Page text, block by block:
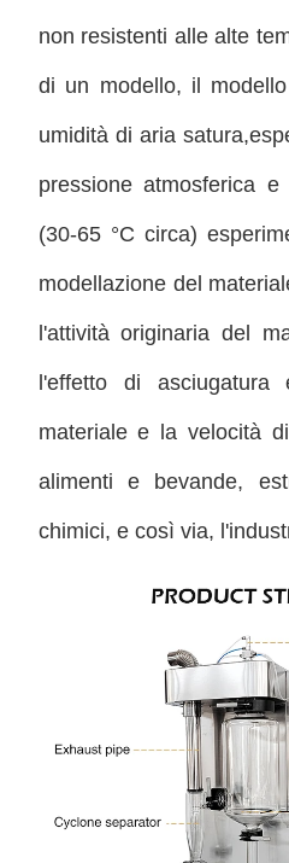
non resistenti alle alte
di un modello, il
umidità di aria
pressione atmosferica
(30-65 °C circa)
modellazione del
l'attività originaria del
l'effetto di
materiale e la velocità
alimenti e bevande,
chimici, e così via,